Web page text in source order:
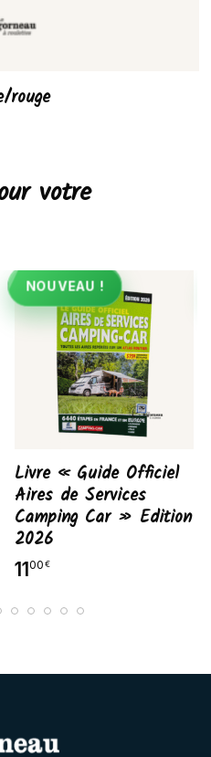
rouge
votre
NOUVEAU !
Livre « Guide Officiel
Aires de Services
Camping Car » Edition
2026
1100€